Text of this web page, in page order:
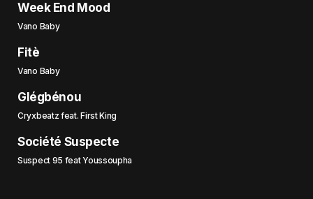
Week End Mood
Vano Baby
Fitè
Vano Baby
Glégbénou
Cryxbeatz feat. First King
Société Suspecte
Suspect 95 feat Youssoupha